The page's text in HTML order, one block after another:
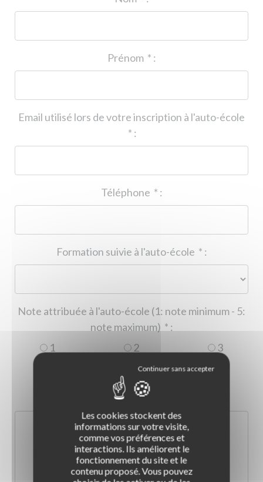
* :
Email utilisé lors de votre inscription à l'auto-école
* :
* :
* :
Note attribuée à l'auto-école (1: note minimum - 5:
* :
1
2
3
5
Les cookies stockent des
informations sur votre visite,
comme vos préférences et
interactions. Ils améliorent le
fonctionnement du site et le
contenu proposé. Vous pouvez